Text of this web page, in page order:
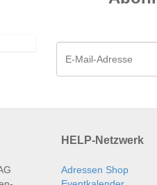
HELP-Netzwerk
Adressen Shop